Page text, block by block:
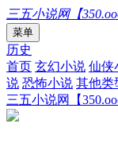
三五小说网【
菜单
历史
首页 玄幻小说 仙侠
说 恐怖小说 其他类
三五小说网【